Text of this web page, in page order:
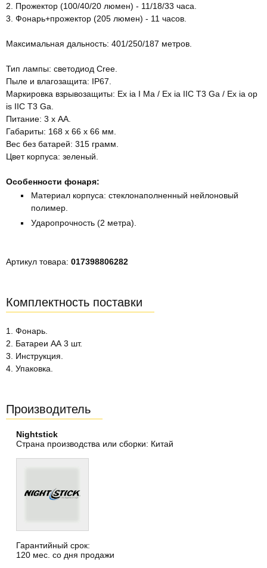
2. Прожектор (100/40/20 люмен) - 11/18/33 часа.
3. Фонарь+прожектор (205 люмен) - 11 часов.
Максимальная дальность: 401/250/187 метров.
Тип лампы: светодиод Cree.
Пыле и влагозащита: IP67.
Маркировка взрывозащиты: Ex ia I Ma / Ex ia IIC T3 Ga / Ex ia op
is IIC T3 Ga.
Питание: 3 x АА.
Габариты: 168 х 66 х 66 мм.
Вес без батарей: 315 грамм.
Цвет корпуса: зеленый.
Особенности фонаря:
Материал корпуса: стеклонаполненный нейлоновый
полимер.
Ударопрочность (2 метра).
Артикул товара: 017398806282
Комплектность поставки
1. Фонарь.
2. Батареи АА 3 шт.
3. Инструкция.
4. Упаковка.
Производитель
Nightstick
Страна производства или сборки: Китай
Гарантийный срок:
120 мес. со дня продажи